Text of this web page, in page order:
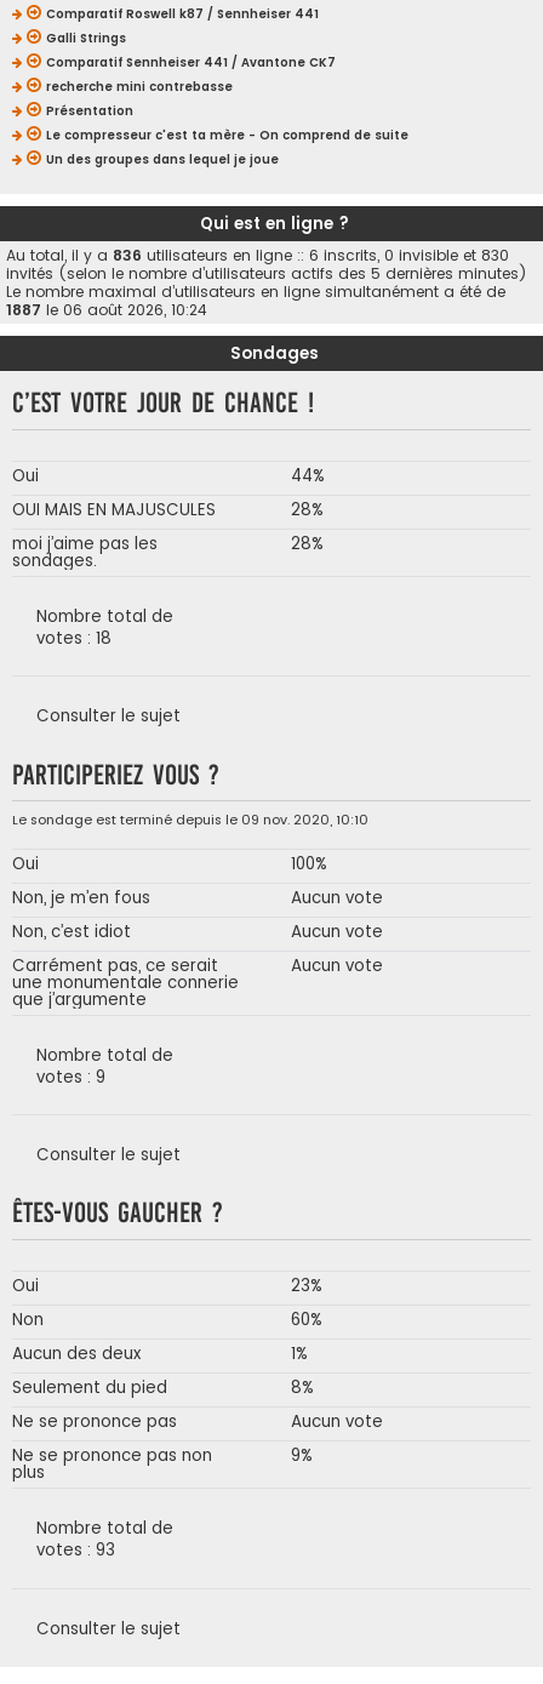
Comparatif Roswell k87 / Sennheiser 441
Galli Strings
Comparatif Sennheiser 441 / Avantone CK7
recherche mini contrebasse
Présentation
Le compresseur c'est ta mère - On comprend de suite
Un des groupes dans lequel je joue
Qui est en ligne ?
Au total, il y a 836 utilisateurs en ligne :: 6 inscrits, 0 invisible et 830
invités (selon le nombre d’utilisateurs actifs des 5 dernières minutes)
Le nombre maximal d’utilisateurs en ligne simultanément a été de
1887 le 06 août 2026, 10:24
Sondages
C’est votre jour de chance !
Oui
44%
OUI MAIS EN MAJUSCULES
28%
moi j’aime pas les
sondages.
28%
Nombre total de
votes : 18
Consulter le sujet
Participeriez vous ?
Le sondage est terminé depuis le 09 nov. 2020, 10:10
Oui
100%
Non, je m’en fous
Aucun vote
Non, c’est idiot
Aucun vote
Carrément pas, ce serait
une monumentale connerie
que j’argumente
Aucun vote
Nombre total de
votes : 9
Consulter le sujet
Êtes-vous gaucher ?
Oui
23%
Non
60%
Aucun des deux
1%
Seulement du pied
8%
Ne se prononce pas
Aucun vote
Ne se prononce pas non
plus
9%
Nombre total de
votes : 93
Consulter le sujet